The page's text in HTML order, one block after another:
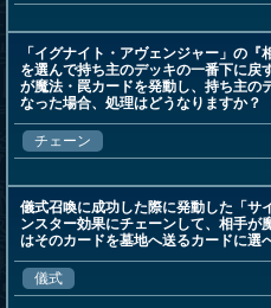
「イグナイト・アヴェンジャー」の
を選んで持ち主のデッキの一番下に戻
が魔法・罠カードを発動し、持ち主の
なった場合、処理はどうなりますか？
チェーン
儀式召喚に成功した際に発動した「サ
ンスター効果にチェーンして、相手が
はそのカードを墓地へ送るカードに選
儀式